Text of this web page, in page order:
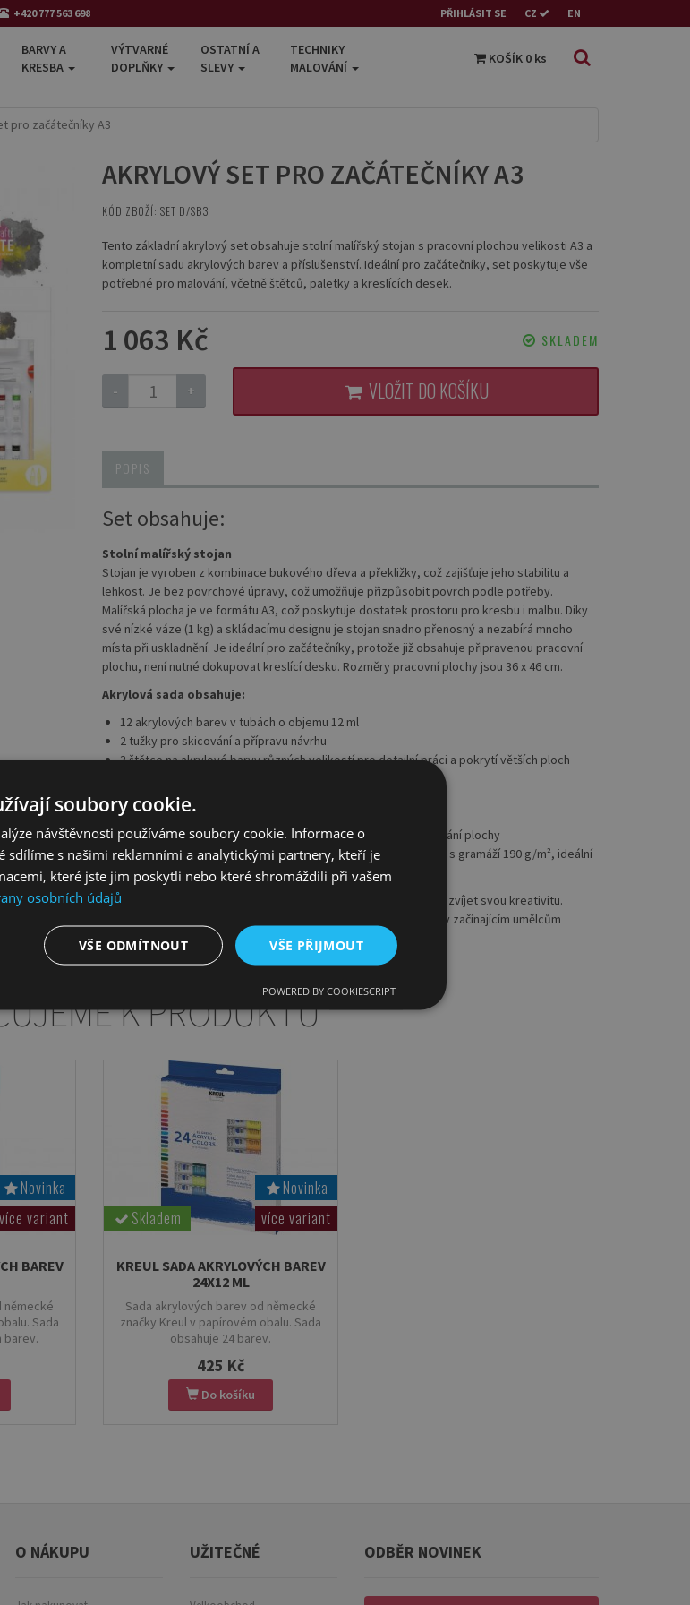
+420 777 563 698 PŘIHLÁSIT SE CZ EN
BARVY A
KRESBA
VÝTVARNÉ
DOPLŇKY
OSTATNÍ A
SLEVY
TECHNIKY
MALOVÁNÍ
KOŠÍK 0 ks
pro začátečníky A3
AKRYLOVÝ SET PRO ZAČÁTEČNÍKY A3
KÓD ZBOŽÍ: SET D/SB3
Tento základní akrylový set obsahuje stolní malířský stojan s pracovní plochou velikosti A3 a
kompletní sadu akrylových barev a příslušenství. Ideální pro začátečníky, set poskytuje vše
potřebné pro malování, včetně štětců, paletky a kreslících desek.
1 063 Kč SKLADEM
- + VLOŽIT DO KOŠÍKU
POPIS
Set obsahuje:
Stolní malířský stojan
Stojan je vyroben z kombinace bukového dřeva a překližky, což zajišťuje jeho stabilitu a
lehkost. Je bez povrchové úpravy, což umožňuje přizpůsobit povrch podle potřeby.
Malířská plocha je ve formátu A3, což poskytuje dostatek prostoru pro kresbu i malbu. Díky
své nízké váze (1 kg) a skládacímu designu je stojan snadno přenosný a nezabírá mnoho
místa při uskladnění. Je ideální pro začátečníky, protože již obsahuje připravenou pracovní
plochu, není nutné dokupovat kreslící desku. Rozměry pracovní plochy jsou 36 x 46 cm.
Akrylová sada obsahuje:
12 akrylových barev v tubách o objemu 12 ml
2 tužky pro skicování a přípravu návrhu
3 štětce na akrylové barvy různých velikostí pro detailní práci a pokrytí větších ploch
1 ořezávátko pro udržení tužek v optimálním stavu
1 plastová paleta na míchání barev
1 plastová špachtle pro kreativní práci s barvami a strukturování plochy
3 kreslící desky formátu A4, každý o tloušťce 2 mm a papírem s gramáží 190 g/m², ideální
pro přípravu skic a malby.
Tento set je skvělý pro začátečníky, kteří chtějí začít malovat a rozvíjet svou kreativitu.
Všechny nástroje jsou vybrány tak, aby usnadnily práci a pomohly začínajícím umělcům
seznámit se s technikou akrylové malby.
K PRODUKTU
Novinka
více variant
BAREV
německé
Sada
barev.
Skladem
Novinka
více variant
KREUL SADA AKRYLOVÝCH BAREV
24X12 ML
Sada akrylových barev od německé
značky Kreul v papírovém obalu. Sada
obsahuje 24 barev.
425 Kč
Do košíku
O NÁKUPU UŽITEČNÉ ODBĚR NOVINEK
soubory cookie.
návštěvnosti používáme soubory cookie. Informace o
sdílíme s našimi reklamními a analytickými partnery, kteří je
které jste jim poskytli nebo které shromáždili při vašem
osobních údajů
VŠE PŘIJMOUT
VŠE ODMÍTNOUT
POWERED BY COOKIESCRIPT